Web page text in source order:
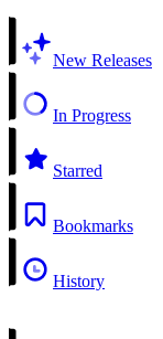
New Releases
In Progress
Starred
Bookmarks
History